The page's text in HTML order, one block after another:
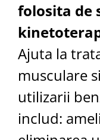
folosita de
Ajuta la
musculare
utilizarii
includ: